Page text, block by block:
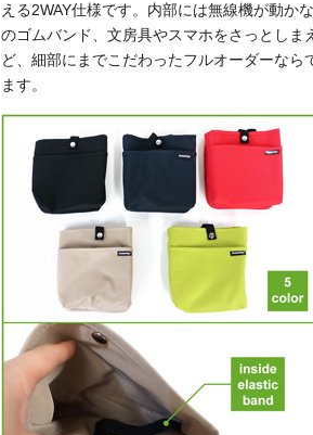
える2WAY仕様です。内部には無線機が動か
のゴムバンド、文房具やスマホをさっとしま
ど、細部にまでこだわったフルオーダーなら
ます。